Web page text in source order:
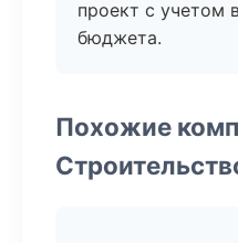
проект с учетом
бюджета.
Похожие